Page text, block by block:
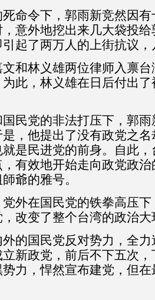
命令下，郭雨新竞然因
意外地挖出来几大袋投
起了两万人的上街抗议
和林义雄两位律师入禀
此，林义雄在日后付出
民党的非法打压下，郭
，他提出了没有政党之
是民进党的前身。自此
有效地开始走向政党政
爺的雅号。
外在国民党的铁拳高压
改变了整个台湾的政治大
的国民党反对势力，全
新政党，前后不下五次
力，悍然宣布建党，但